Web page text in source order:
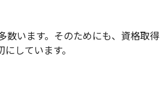
数います。そのためにも、資格取得
しています。